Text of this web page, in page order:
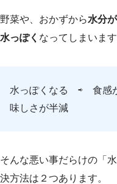
野菜や、おかずから水分
水っぽく なってしまいます
水っぽくなる ⇨ 食感
味しさが半減
そんな悪い事だらけの「
決方法は２つあります。